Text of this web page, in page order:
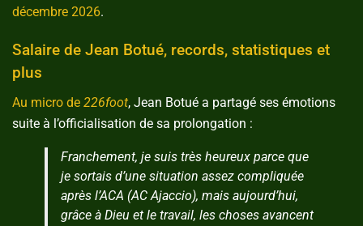
décembre 2026.
Salaire de Jean Botué, records, statistiques et
plus
Au micro de 226foot, Jean Botué a partagé ses émotions
suite à l’officialisation de sa prolongation :
Franchement, je suis très heureux parce que
je sortais d’une situation assez compliquée
après l’ACA (AC Ajaccio), mais aujourd’hui,
grâce à Dieu et le travail, les choses avancent